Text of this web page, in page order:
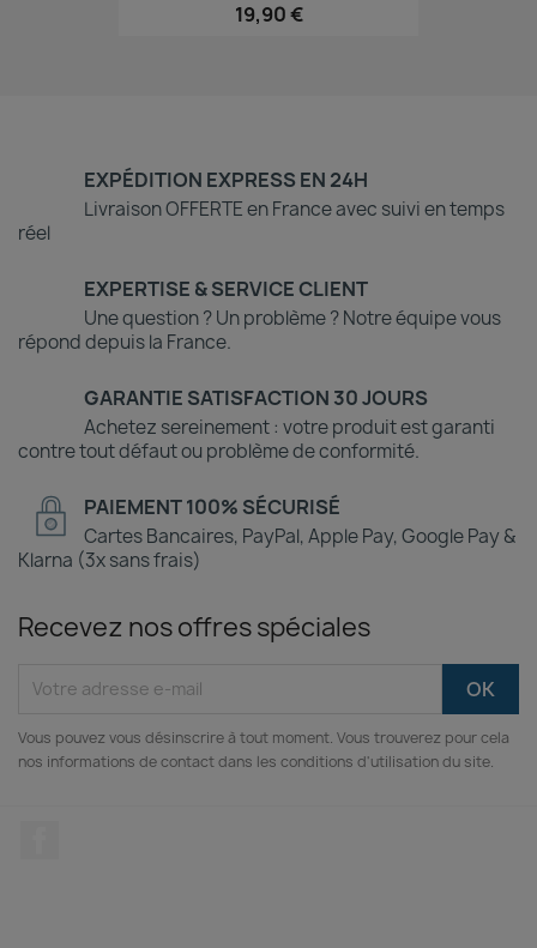
19,90 €
EXPÉDITION EXPRESS EN 24H
Livraison OFFERTE en France avec suivi en temps
réel
EXPERTISE & SERVICE CLIENT
Une question ? Un problème ? Notre équipe vous
répond depuis la France.
GARANTIE SATISFACTION 30 JOURS
Achetez sereinement : votre produit est garanti
contre tout défaut ou problème de conformité.
PAIEMENT 100% SÉCURISÉ
Cartes Bancaires, PayPal, Apple Pay, Google Pay &
Klarna (3x sans frais)
Recevez nos offres spéciales
Vous pouvez vous désinscrire à tout moment. Vous trouverez pour cela
nos informations de contact dans les conditions d'utilisation du site.